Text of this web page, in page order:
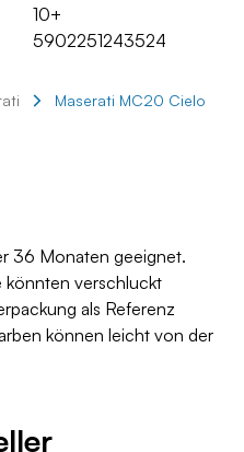
10+
5902251243524
Maserati MC20 Cielo
36 Monaten geeignet.
könnten verschluckt
als Referenz
können leicht von der